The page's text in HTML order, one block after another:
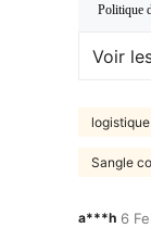
Politique
Voir
Sangle
a***h 6